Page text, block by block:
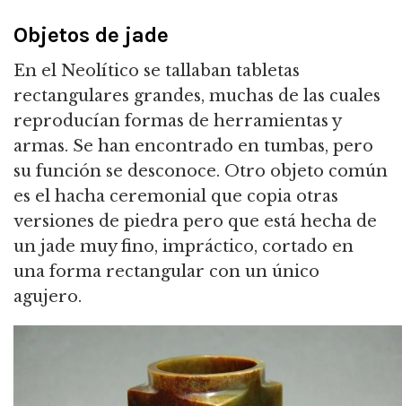
Objetos de jade
En el Neolítico se tallaban tabletas
rectangulares grandes, muchas de las cuales
reproducían formas de herramientas y
armas. Se han encontrado en tumbas, pero
su función se desconoce. Otro objeto común
es el hacha ceremonial que copia otras
versiones de piedra pero que está hecha de
un jade muy fino, impráctico, cortado en
una forma rectangular con un único
agujero.